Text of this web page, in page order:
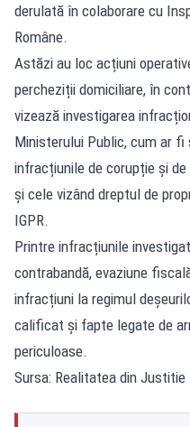
derulată în colaborare cu
Române.
Astăzi au loc acțiuni
percheziții domiciliare, în
vizează investigarea
Ministerului Public, cum ar
infracțiunile de corupție și
și cele vizând dreptul de
IGPR.
Printre infracțiunile
contrabandă, evaziune
infracțiuni la regimul
calificat și fapte legate de
periculoase.
Sursa: Realitatea din Justitie